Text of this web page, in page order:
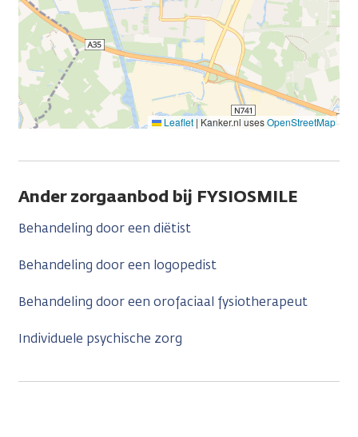
Leaflet | Kanker.nl usesOpenStreetMap
Ander zorgaanbod bij FYSIOSMILE
Behandeling door een diëtist
Behandeling door een logopedist
Behandeling door een orofaciaal fysiotherapeut
Individuele psychische zorg